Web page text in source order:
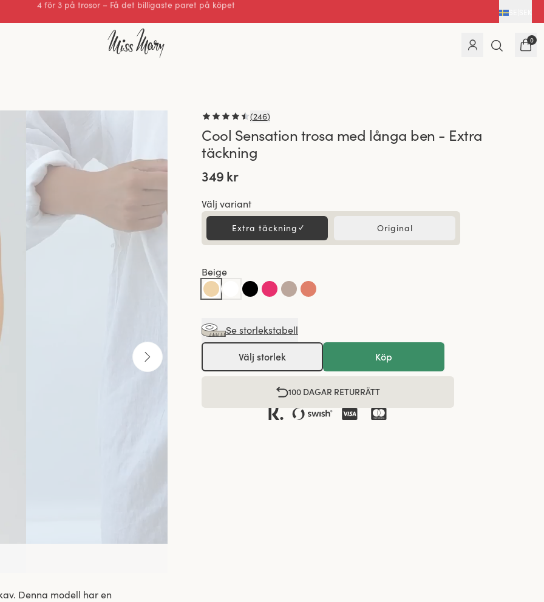
Utmärkt 4.3 av 5
0
(246)
Cool Sensation trosa med långa ben - Extra
täckning
349 kr
Välj variant
Extra täckning ✓ Original
Beige
Se storlekstabell
Välj storlek Köp
100 DAGAR RETURRÄTT
Denna modell har en